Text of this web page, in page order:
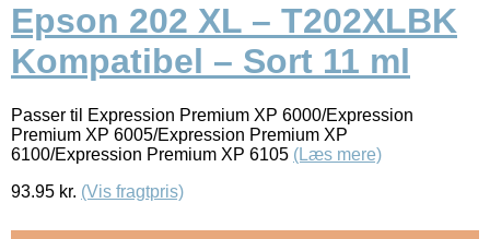
Epson 202 XL – T202XLBK
Kompatibel – Sort 11 ml
Passer til Expression Premium XP 6000/Expression
Premium XP 6005/Expression Premium XP
6100/Expression Premium XP 6105 (Læs mere)
93.95 kr. (Vis fragtpris)